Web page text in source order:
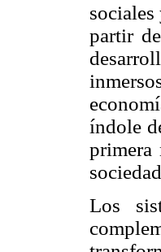
partir
índole
primera
Los